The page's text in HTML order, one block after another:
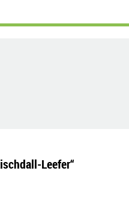
Leefer“